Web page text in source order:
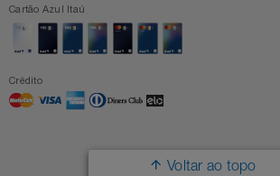
Cartão Azul Itaú
Crédito
Voltar ao topo